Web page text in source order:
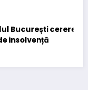
cererea